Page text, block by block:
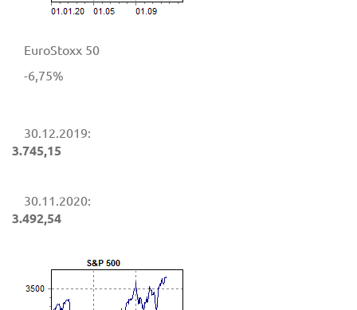
EuroStoxx 50
-6,75%
30.12.2019:
3.745,15
30.11.2020:
3.492,54